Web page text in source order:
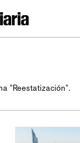
"Reestatización".